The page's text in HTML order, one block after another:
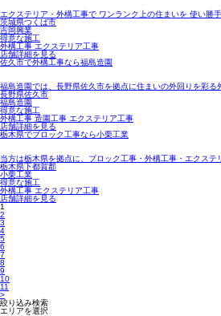
エクステリア・外構工事で ワンランク上の住まいを 使い勝
茨城県つくば市
吉岡興業
得意な施工
外構工事 エクステリア工事
店舗詳細を見る
佐久市で外構工事なら福島造園
福島造園では、長野県佐久市を拠点に住まいの外回りを彩
長野県佐久市
福島造園
得意な施工
外構工事 造園工事 エクステリア工事
店舗詳細を見る
栃木県でブロック工事なら小栗工業
当方は栃木県を拠点に、ブロック工事・外構工事・エクス
栃木県下都賀郡
小栗工業
得意な施工
外構工事 エクステリア工事
店舗詳細を見る
1
2
3
4
5
6
7
8
9
10
11
>
絞り込み検索
エリアを選択